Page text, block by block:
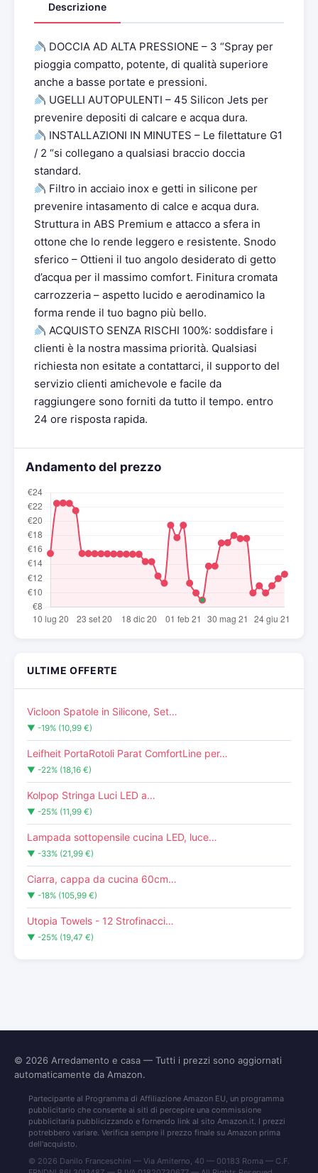
Descrizione
DOCCIA AD ALTA PRESSIONE – 3 “Spray per
pioggia compatto, potente, di qualità superiore
anche a basse portate e pressioni.
UGELLI AUTOPULENTI – 45 Silicon Jets per
prevenire depositi di calcare e acqua dura.
INSTALLAZIONI IN MINUTES – Le filettature G1
/ 2 “si collegano a qualsiasi braccio doccia
standard.
Filtro in acciaio inox e getti in silicone per
prevenire intasamento di calce e acqua dura.
Struttura in ABS Premium e attacco a sfera in
ottone che lo rende leggero e resistente. Snodo
sferico – Ottieni il tuo angolo desiderato di getto
d’acqua per il massimo comfort. Finitura cromata
carrozzeria – aspetto lucido e aerodinamico la
forma rende il tuo bagno più bello.
ACQUISTO SENZA RISCHI 100%: soddisfare i
clienti è la nostra massima priorità. Qualsiasi
richiesta non esitate a contattarci, il supporto del
servizio clienti amichevole e facile da
raggiungere sono forniti da tutto il tempo. entro
24 ore risposta rapida.
Andamento del prezzo
ULTIME OFFERTE
Vicloon Spatole in Silicone, Set…
▼ -19% (10,99 €)
Leifheit PortaRotoli Parat ComfortLine per…
▼ -22% (18,16 €)
Kolpop Stringa Luci LED a…
▼ -25% (11,99 €)
Lampada sottopensile cucina LED, luce…
▼ -33% (21,99 €)
Ciarra, cappa da cucina 60cm…
▼ -18% (105,99 €)
Utopia Towels - 12 Strofinacci…
▼ -25% (19,47 €)
© 2026 Arredamento e casa — Tutti i prezzi sono aggiornati
automaticamente da Amazon.
Partecipante al Programma di Affiliazione Amazon EU, un programma
pubblicitario che consente ai siti di percepire una commissione
pubblicitaria pubblicizzando e fornendo link al sito Amazon.it. I prezzi
potrebbero variare. Verifica sempre il prezzo finale su Amazon prima
dell'acquisto.
© 2026 Danilo Franceschini — Via Amiterno, 40 — 00183 Roma — C.F.